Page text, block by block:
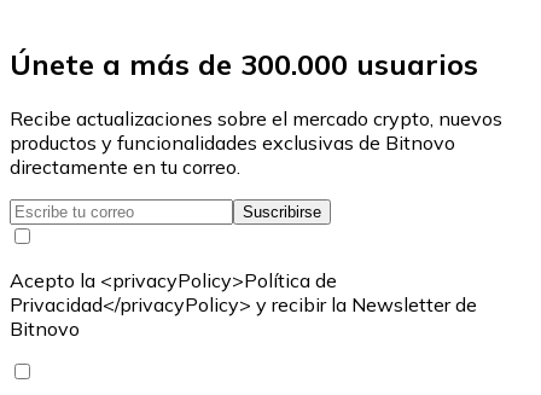
Únete a más de 300.000 usuarios
Recibe actualizaciones sobre el mercado crypto, nuevos
productos y funcionalidades exclusivas de Bitnovo
directamente en tu correo.
Suscribirse
Acepto la <privacyPolicy>Política de
Privacidad</privacyPolicy> y recibir la Newsletter de
Bitnovo